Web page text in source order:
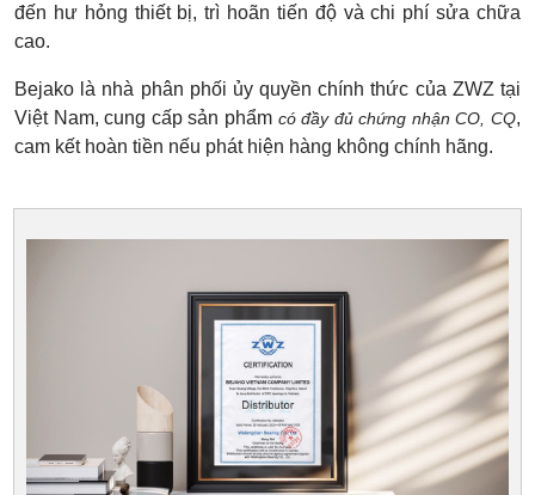
đến hư hỏng thiết bị, trì hoãn tiến độ và chi phí sửa chữa
cao.
Bejako là nhà phân phối ủy quyền chính thức của ZWZ tại
Việt Nam, cung cấp sản phẩm có đầy đủ chứng nhận CO, CQ,
cam kết hoàn tiền nếu phát hiện hàng không chính hãng.